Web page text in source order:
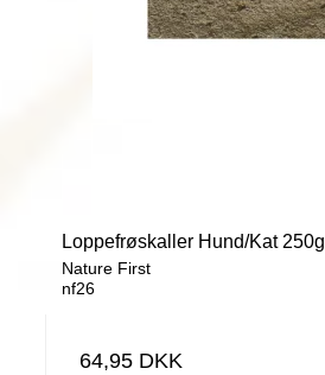
Loppefrøskaller Hund/Kat 250g
Nature First
nf26
64,95 DKK